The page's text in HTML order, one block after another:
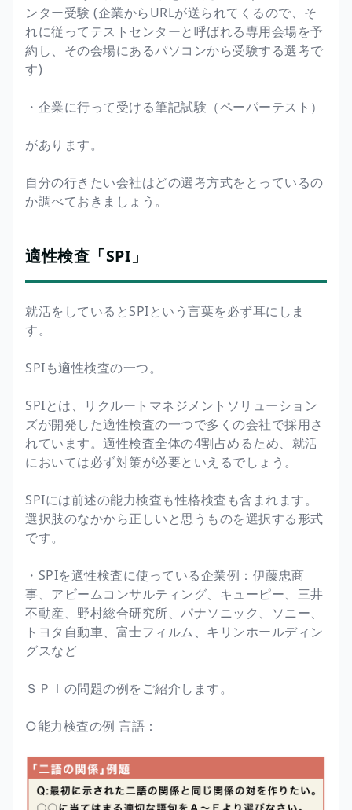
ンター受験 (企業からURLが送られてくるので、そ
れに従ってテストセンターと呼ばれる専用会場を予
約し、その会場にあるパソコンから受験する選考で
す)
・企業に行って受ける筆記試験（ペーパーテスト）
があります。
自分の行きたい会社はどの選考方式をとっているの
か調べておきましょう。
適性検査「SPI」
就活をしているとSPIという言葉を必ず耳にしま
す。
SPIも適性検査の一つ。
SPIとは、リクルートマネジメントソリューション
ズが開発した適性検査の一つで多くの会社で採用さ
れています。適性検査全体の4割占めるため、就活
においては必ず対策が必要といえるでしょう。
SPIには前述の能力検査も性格検査も含まれます。
選択肢のなかから正しいと思うものを選択する形式
です。
・SPIを適性検査に使っている企業例：伊藤忠商
事、アビームコンサルティング、キューピー、三井
不動産、野村総合研究所、パナソニック、ソニー、
トヨタ自動車、富士フィルム、キリンホールディン
グスなど
ＳＰＩの問題の例をご紹介します。
○能力検査の例 言語：